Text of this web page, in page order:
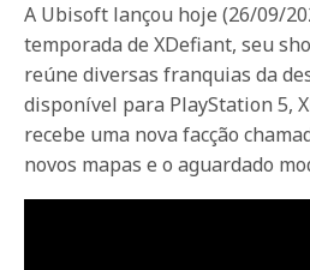
A Ubisoft lançou hoje (26/09/
temporada de XDefiant, seu
reúne diversas franquias da
disponível para PlayStation 5,
recebe uma nova facção
novos mapas e o aguardado